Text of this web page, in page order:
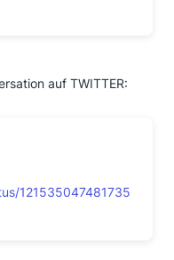
auf TWITTER:
121535047481735